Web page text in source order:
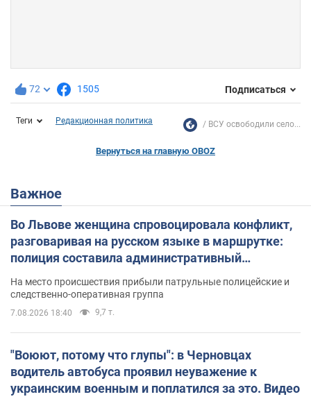
72 1505 Подписаться
Теги Редакционная политика ВСУ освободили село...
Вернуться на главную OBOZ
Важное
Во Львове женщина спровоцировала конфликт,
разговаривая на русском языке в маршрутке:
полиция составила административный
протокол. Видео
На место происшествия прибыли патрульные полицейские и
следственно-оперативная группа
7.08.2026 18:40 9,7 т.
"Воюют, потому что глупы": в Черновцах
водитель автобуса проявил неуважение к
украинским военным и поплатился за это. Видео